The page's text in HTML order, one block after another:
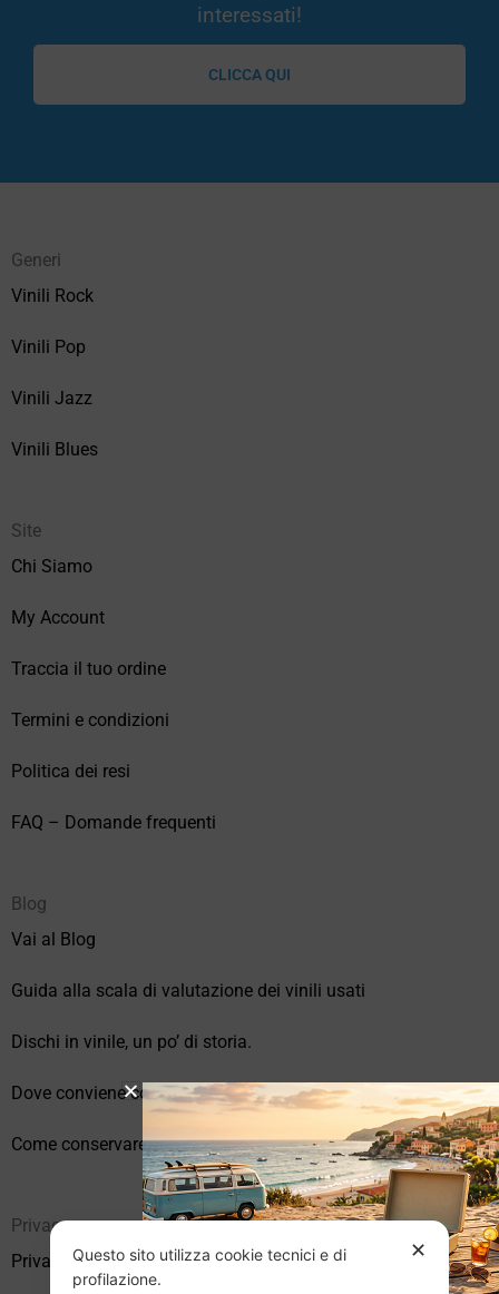
interessati!
CLICCA QUI
Generi
Vinili Rock
Vinili Pop
Vinili Jazz
Vinili Blues
Site
Chi Siamo
My Account
Traccia il tuo ordine
Termini e condizioni
Politica dei resi
FAQ – Domande frequenti
Blog
Vai al Blog
Guida alla scala di valutazione dei vinili usati
Dischi in vinile, un po’ di storia.
Dove conviene comprare vinili online?
Come conservare correttamente i vinili usati
Privacy
Privacy Policy
✕
Questo sito utilizza cookie tecnici e di
profilazione.